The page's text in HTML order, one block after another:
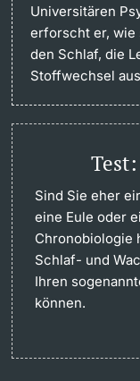
Universitären
erforscht er, wie
den Schlaf, die
Stoffwechsel
Sind Sie eher
eine Eule oder
Chronobiologie
Schlaf- und
Ihren
können.